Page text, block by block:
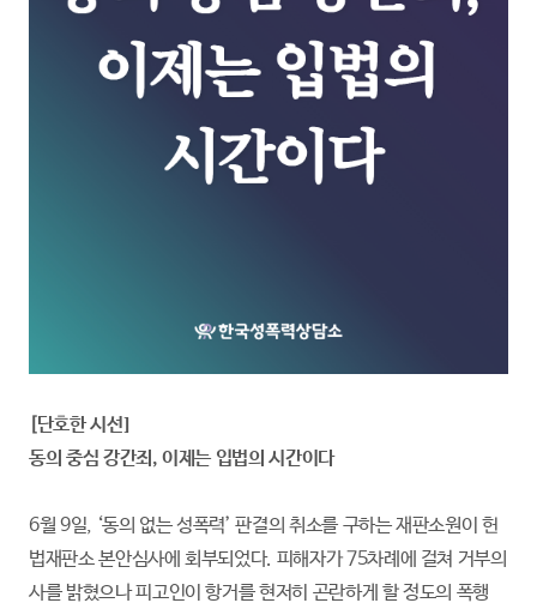
[단호한 시선]
동의 중심 강간죄, 이제는 입법의 시간이다
6월 9일, ‘동의 없는 성폭력’ 판결의 취소를 구하는 재판소원이 헌
법재판소 본안심사에 회부되었다. 피해자가 75차례에 걸쳐 거부의
사를 밝혔으나 피고인이 항거를 현저히 곤란하게 할 정도의 폭행